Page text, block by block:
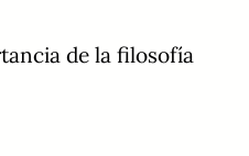
de la filosofía